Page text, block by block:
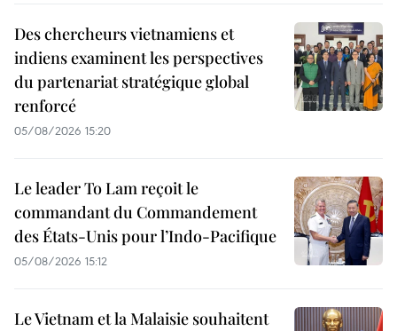
Des chercheurs vietnamiens et
indiens examinent les perspectives
du partenariat stratégique global
renforcé
05/08/2026 15:20
Le leader To Lam reçoit le
commandant du Commandement
des États-Unis pour l’Indo-Pacifique
05/08/2026 15:12
Le Vietnam et la Malaisie souhaitent